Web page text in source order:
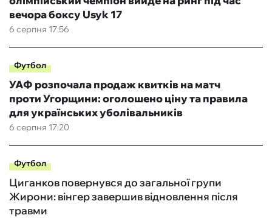
6 серпня 17:56
вечора боксу Usyk 17
Футбол
6 серпня 17:20
УАФ розпочала продаж квитків на матч
проти Угорщини: оголошено ціну та правила
для українських уболівальників
Футбол
Циганков повернувся до загальної групи
Жирони: вінгер завершив відновлення після
травми